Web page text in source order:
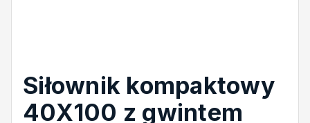
Siłownik kompaktowy
40X100 z gwintem